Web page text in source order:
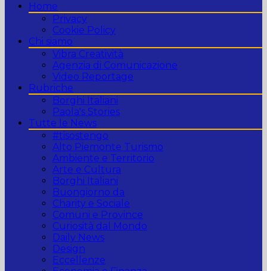
Home
Privacy
Cookie Policy
Chi siamo
Vibra Creatività
Agenzia di Comunicazione
Video Reportage
Rubriche
Borghi Italiani
Paola's Stories
Tutte le News
#tisostengo
Alto Piemonte Turismo
Ambiente e Territorio
Arte e Cultura
Borghi Italiani
Buongiorno da
Charity e Sociale
Comuni e Province
Curiosità dal Mondo
Daily News
Design
Eccellenze